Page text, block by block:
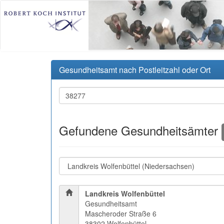
Gesundheitsamt nach Postleitzahl oder Ort
Gefundene Gesundheitsämter
Landkreis Wolfenbüttel
Gesundheitsamt
Mascheroder Straße 6